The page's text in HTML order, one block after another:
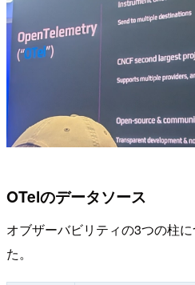
OTelのデータソース
オブザーバビリティの3つの柱
た。